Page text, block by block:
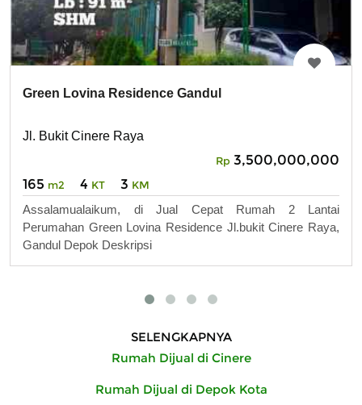
Green Lovina Residence Gandul
Jl. Bukit Cinere Raya
Rp 3,500,000,000
165 m2 4 KT 3 KM
Assalamualaikum, di Jual Cepat Rumah 2 Lantai
Perumahan Green Lovina Residence Jl.bukit Cinere Raya,
Gandul Depok Deskripsi
SELENGKAPNYA
Rumah Dijual di Cinere
Rumah Dijual di Depok Kota